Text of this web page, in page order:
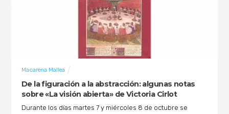
De la figuración a la abstracción: algunas notas
sobre «La visión abierta» de Victoria Cirlot
Macarena Mallea
Durante los días martes 7 y miércoles 8 de octubre se